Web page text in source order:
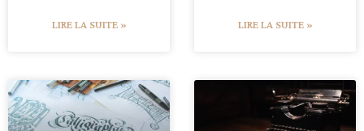
LIRE LA SUITE » LIRE LA SUITE »